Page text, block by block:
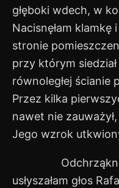
głęboki wdech, w
Nacisnęłam klamkę
stronie
przy którym
równoległej ścianie
Przez kilka
nawet nie
Jego wzrok
usłyszałam głos